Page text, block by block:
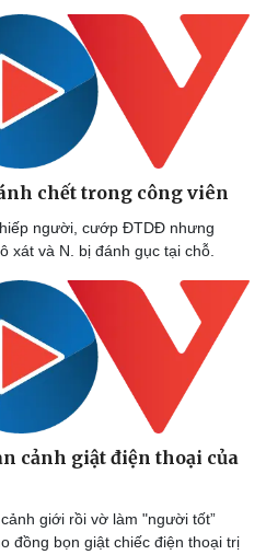
chết trong công viên
người, cướp ĐTDĐ nhưng
xát và N. bị đánh gục tại chỗ.
cảnh giật điện thoại của
giới rồi vờ làm "người tốt”
đồng bọn giật chiếc điện thoại trị